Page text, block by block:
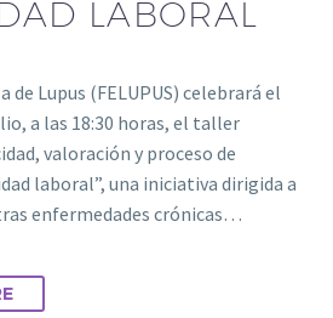
LABORAL
de Lupus (FELUPUS) celebrará el
a las 18:30 horas, el taller
valoración y proceso de
laboral”, una iniciativa dirigida a
enfermedades crónicas…